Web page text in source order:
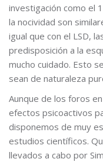
investigación como el
la nocividad son
igual que con el LSD,
predisposición a la
mucho cuidado. Esto
sean de naturaleza
Aunque de los foros
efectos psicoactivos
disponemos de muy
estudios científicos.
llevados a cabo por